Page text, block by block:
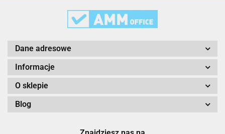
Dane adresowe
Informacje
O sklepie
Blog